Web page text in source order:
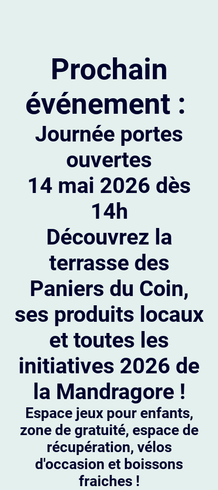
Prochain
événement :
Journée portes
ouvertes
14 mai 2026 dès
14h
Découvrez la
terrasse des
Paniers du Coin,
ses produits locaux
et toutes les
initiatives 2026 de
la Mandragore !
Espace jeux pour enfants,
zone de gratuité, espace de
récupération, vélos
d'occasion et boissons
fraiches !